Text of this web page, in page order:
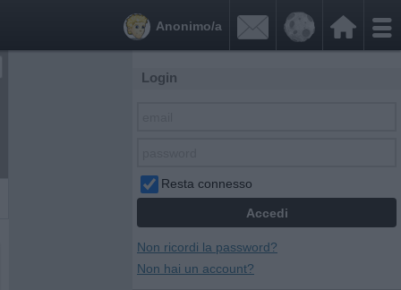


Anonimo/a
Login
Resta connesso
Non ricordi la password?
Non hai un account?